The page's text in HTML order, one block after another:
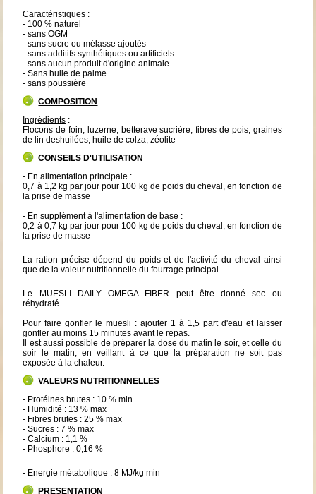
Caractéristiques :
- 100 % naturel
- sans OGM
- sans sucre ou mélasse ajoutés
- sans additifs synthétiques ou artificiels
- sans aucun produit d'origine animale
- Sans huile de palme
- sans poussière
COMPOSITION
Ingrédients :
Flocons de foin, luzerne, betterave sucrière, fibres de pois, graines
de lin deshuilées, huile de colza, zéolite
CONSEILS D'UTILISATION
- En alimentation principale :
0,7 à 1,2 kg par jour pour 100 kg de poids du cheval, en fonction de
la prise de masse
- En supplément à l'alimentation de base :
0,2 à 0,7 kg par jour pour 100 kg de poids du cheval, en fonction de
la prise de masse
La ration précise dépend du poids et de l'activité du cheval ainsi
que de la valeur nutritionnelle du fourrage principal.
Le MUESLI DAILY OMEGA FIBER peut être donné sec ou
réhydraté.
Pour faire gonfler le muesli : ajouter 1 à 1,5 part d'eau et laisser
gonfler au moins 15 minutes avant le repas.
Il est aussi possible de préparer la dose du matin le soir, et celle du
soir le matin, en veillant à ce que la préparation ne soit pas
exposée à la chaleur.
VALEURS NUTRITIONNELLES
- Protéines brutes : 10 % min
- Humidité : 13 % max
- Fibres brutes : 25 % max
- Sucres : 7 % max
- Calcium : 1,1 %
- Phosphore : 0,16 %
- Energie métabolique : 8 MJ/kg min
PRESENTATION